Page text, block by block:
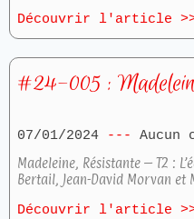
Découvrir l'article
#24-005 :
07/01/2024
Aucun
Madeleine, Résistante – T2 :
Bertail, Jean-David Morvan et
Découvrir l'article